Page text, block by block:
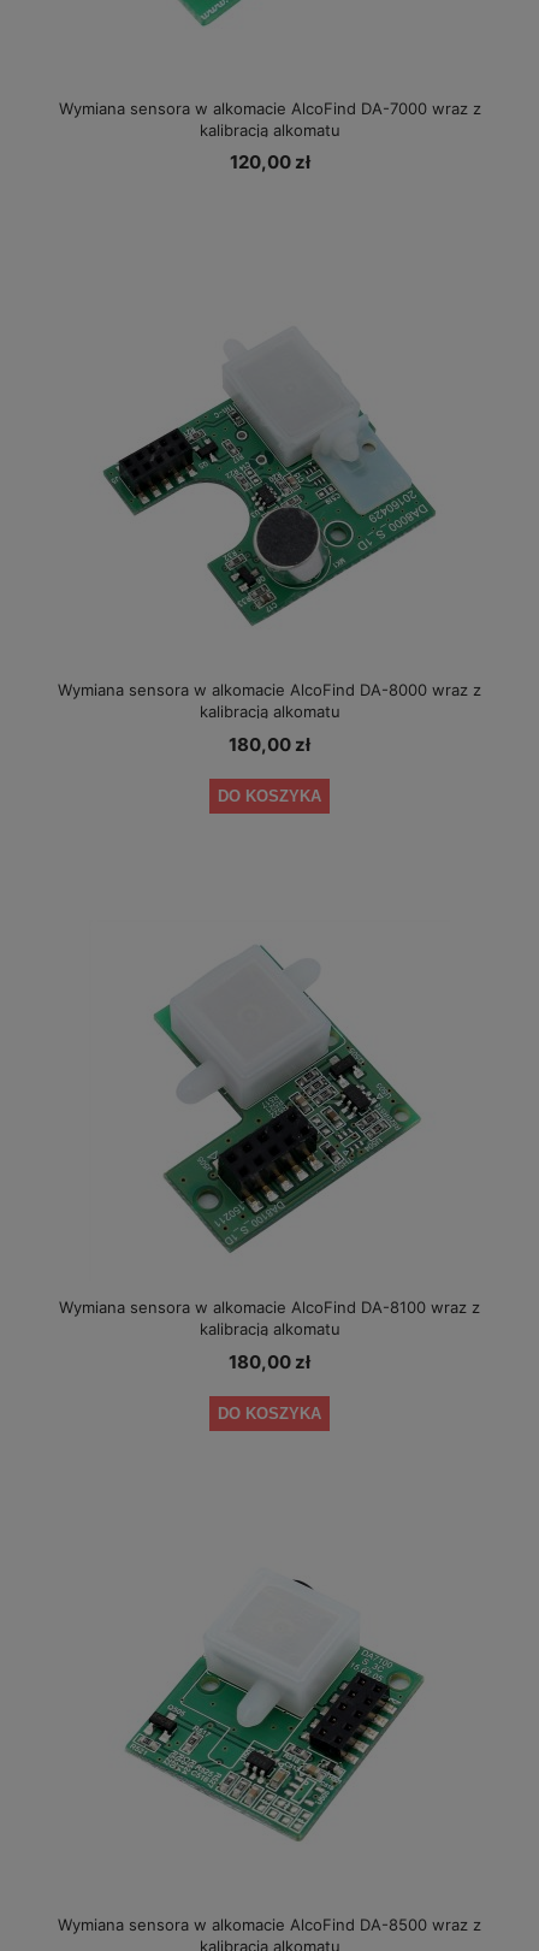
Wymiana sensora w alkomacie AlcoFind DA-7000 wraz z
kalibracją alkomatu
120,00 zł
Wymiana sensora w alkomacie AlcoFind DA-8000 wraz z
kalibracją alkomatu
180,00 zł
DO KOSZYKA
Wymiana sensora w alkomacie AlcoFind DA-8100 wraz z
kalibracją alkomatu
180,00 zł
DO KOSZYKA
Wymiana sensora w alkomacie AlcoFind DA-8500 wraz z
kalibracją alkomatu